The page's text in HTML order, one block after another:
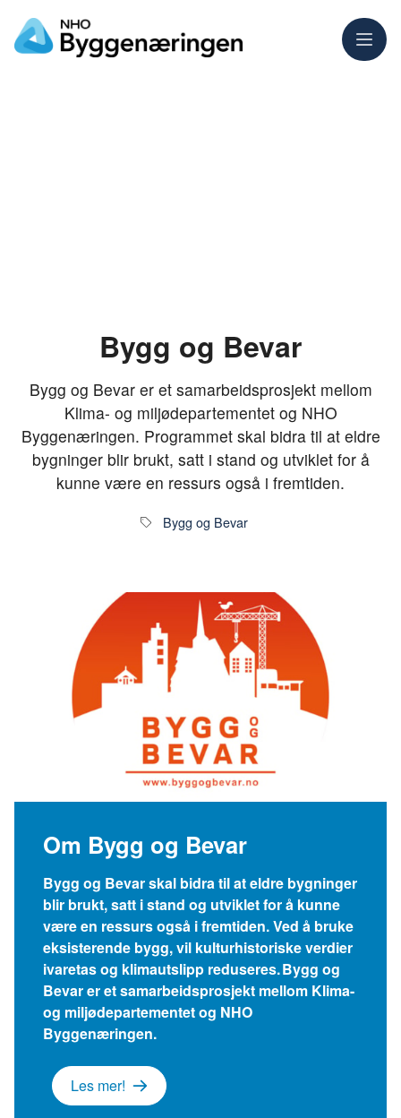
Meny
Bygg og Bevar
Bygg og Bevar er et samarbeidsprosjekt mellom
Klima- og miljødepartementet og NHO
Byggenæringen. Programmet skal bidra til at eldre
bygninger blir brukt, satt i stand og utviklet for å
kunne være en ressurs også i fremtiden.
Bygg og Bevar
Om Bygg og Bevar
Bygg og Bevar skal bidra til at eldre bygninger
blir brukt, satt i stand og utviklet for å kunne
være en ressurs også i fremtiden. Ved å bruke
eksisterende bygg, vil kulturhistoriske verdier
ivaretas og klimautslipp reduseres. Bygg og
Bevar er et samarbeidsprosjekt mellom Klima-
og miljødepartementet og NHO
Byggenæringen.
Les mer!